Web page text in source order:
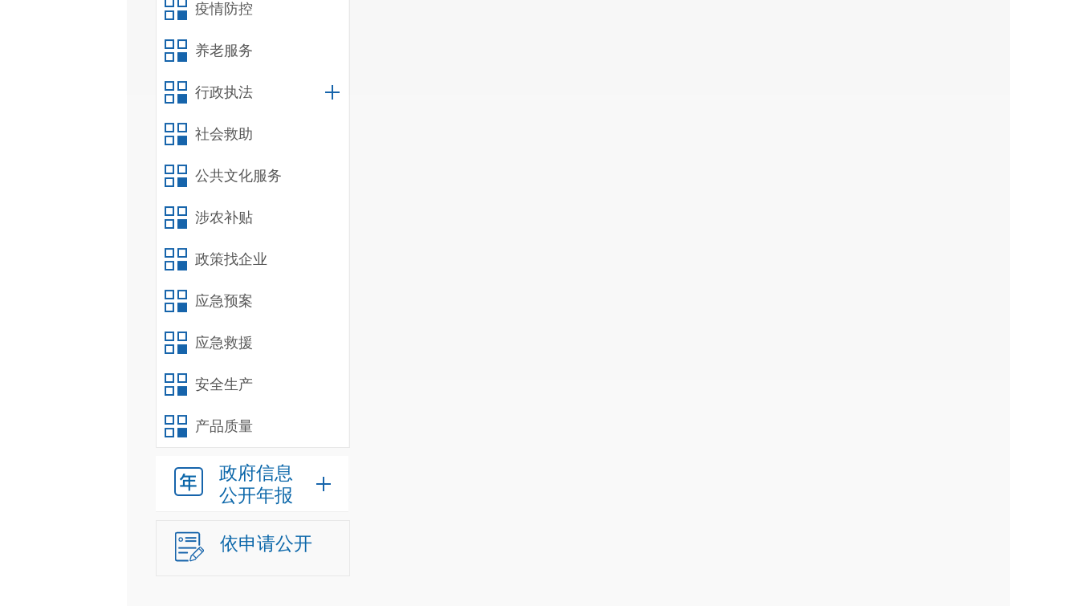
疫情防控
养老服务
行政执法
社会救助
公共文化服务
涉农补贴
政策找企业
应急预案
应急救援
安全生产
产品质量
政府信息
公开年报
依申请公开